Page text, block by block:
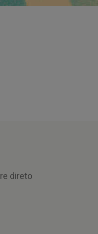
direto